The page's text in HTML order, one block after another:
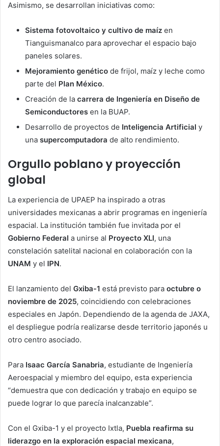
Asimismo, se desarrollan iniciativas como:
Sistema fotovoltaico y cultivo de maíz en
Tianguismanalco para aprovechar el espacio bajo
paneles solares.
Mejoramiento genético de frijol, maíz y leche como
parte del Plan México.
Creación de la carrera de Ingeniería en Diseño de
Semiconductores en la BUAP.
Desarrollo de proyectos de Inteligencia Artificial y
una supercomputadora de alto rendimiento.
Orgullo poblano y proyección
global
La experiencia de UPAEP ha inspirado a otras
universidades mexicanas a abrir programas en ingeniería
espacial. La institución también fue invitada por el
Gobierno Federal a unirse al Proyecto XLI, una
constelación satelital nacional en colaboración con la
UNAM y el IPN.
El lanzamiento del Gxiba-1 está previsto para octubre o
noviembre de 2025, coincidiendo con celebraciones
especiales en Japón. Dependiendo de la agenda de JAXA,
el despliegue podría realizarse desde territorio japonés u
otro centro asociado.
Para Isaac García Sanabria, estudiante de Ingeniería
Aeroespacial y miembro del equipo, esta experiencia
“demuestra que con dedicación y trabajo en equipo se
puede lograr lo que parecía inalcanzable”.
Con el Gxiba-1 y el proyecto Ixtla, Puebla reafirma su
liderazgo en la exploración espacial mexicana,